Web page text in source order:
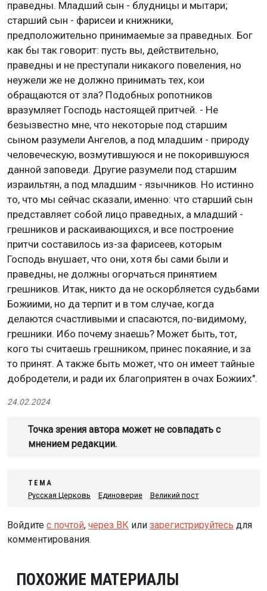
праведны. Младший сын - блудницы и мытари;
старший сын - фарисеи и книжники,
предположительно принимаемые за праведных. Бог
как бы так говорит: пусть вы, действительно,
праведны и не преступали никакого повеления, но
неужели же не должно принимать тех, кои
обращаются от зла? Подобных ропотников
вразумляет Господь настоящей притчей. - Не
безызвестно мне, что некоторые под старшим
сыном разумели Ангелов, а под младшим - природу
человеческую, возмутившуюся и не покорившуюся
данной заповеди. Другие разумели под старшим
израильтян, а под младшим - язычников. Но истинно
то, что мы сейчас сказали, именно: что старший сын
представляет собой лицо праведных, а младший -
грешников и раскаивающихся, и все построение
притчи составилось из-за фарисеев, которым
Господь внушает, что они, хотя бы сами были и
праведны, не должны огорчаться принятием
грешников. Итак, никто да не оскорбляется судьбами
Божиими, но да терпит и в том случае, когда
делаются счастливыми и спасаются, по-видимому,
грешники. Ибо почему знаешь? Может быть, тот,
кого ты считаешь грешником, принес покаяние, и за
то принят. А также быть может, что он имеет тайные
добродетели, и ради их благоприятен в очах Божиих".
24.02.2024
Точка зрения автора может не совпадать с
мнением редакции.
ТЕМА
Русская Церковь
Единоверие Великий пост
Войдите с почтой, через ВК или зарегистрируйтесь для
комментирования.
ПОХОЖИЕ МАТЕРИАЛЫ